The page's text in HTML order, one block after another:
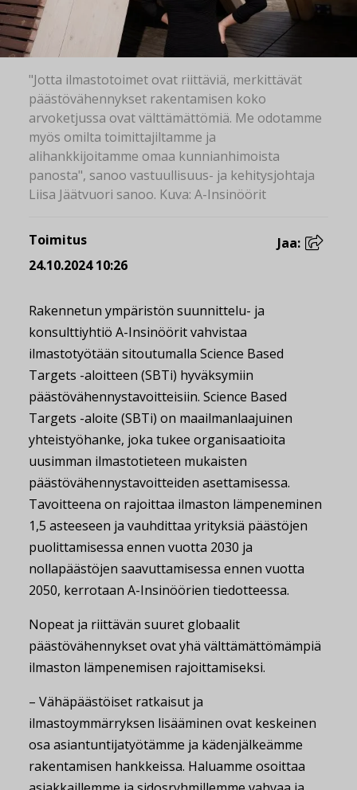
"Jotta ilmastotoimet ovat riittäviä, merkittävät
päästövähennykset rakentamisen koko
arvoketjussa ovat välttämättömiä. Me odotamme
myös omilta toimittajiltamme ja
alihankkijoitamme omaa kunnianhimoista
panosta", sanoo vastuullisuus- ja kehitysjohtaja
Liisa Jäätvuori sanoo. Kuva: A-Insinöörit
Toimitus
24.10.2024 10:26
Jaa:
Rakennetun ympäristön suunnittelu- ja
konsulttiyhtiö A-Insinöörit vahvistaa
ilmastotyötään sitoutumalla Science Based
Targets -aloitteen (SBTi) hyväksymiin
päästövähennystavoitteisiin. Science Based
Targets -aloite (SBTi) on maailmanlaajuinen
yhteistyöhanke, joka tukee organisaatioita
uusimman ilmastotieteen mukaisten
päästövähennystavoitteiden asettamisessa.
Tavoitteena on rajoittaa ilmaston lämpeneminen
1,5 asteeseen ja vauhdittaa yrityksiä päästöjen
puolittamisessa ennen vuotta 2030 ja
nollapäästöjen saavuttamisessa ennen vuotta
2050, kerrotaan A-Insinöörien tiedotteessa.
Nopeat ja riittävän suuret globaalit
päästövähennykset ovat yhä välttämättömämpiä
ilmaston lämpenemisen rajoittamiseksi.
– Vähäpäästöiset ratkaisut ja
ilmastoymmärryksen lisääminen ovat keskeinen
osa asiantuntijatyötämme ja kädenjälkeämme
rakentamisen hankkeissa. Haluamme osoittaa